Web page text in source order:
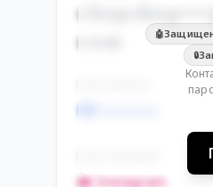
🤖
🔒
📸 Instagram